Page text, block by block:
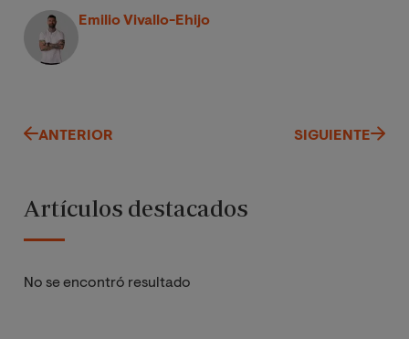
Emilio Vivallo-Ehijo
ANTERIOR SIGUIENTE
Artículos destacados
No se encontró resultado